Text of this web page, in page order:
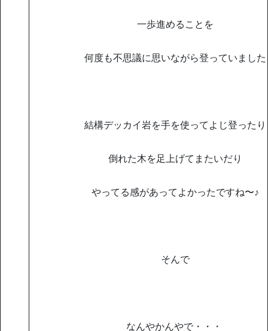
一歩進めることを
何度も不思議に思いながら登っていました
結構デッカイ岩を手を使ってよじ登ったり
倒れた木を足上げてまたいだり
やってる感があってよかったですね〜♪
そんで
なんやかんやで・・・